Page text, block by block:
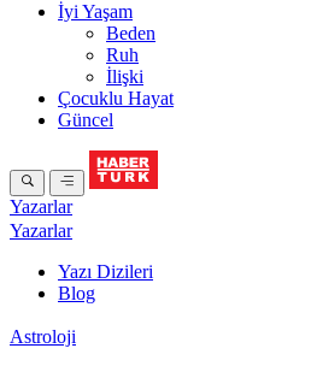
İyi Yaşam
Beden
Ruh
İlişki
Çocuklu Hayat
Güncel
Yazarlar
Yazarlar
Yazı Dizileri
Blog
Astroloji